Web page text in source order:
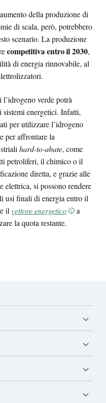
della produzione di
di scala, però, potrebbero
scenario. La produzione
competitiva entro il 2030,
di energia rinnovabile, al
verde potrà
energetici. Infatti,
per utilizzare l’idrogeno
per affrontare la
hard-to-abate, come
petroliferi, il chimico o il
diretta, e grazie alle
si possono rendere
usi finali di energia entro il
ilvettore energetico
a
la quota restante.